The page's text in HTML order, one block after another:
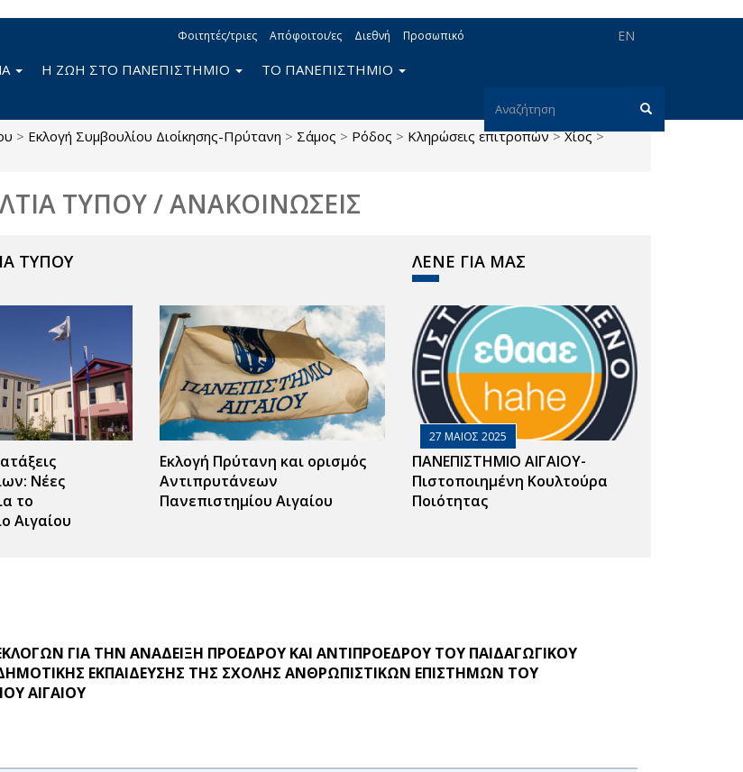
EN
Φοιτητές/τριες Απόφοιτοι/ες Διεθνή Προσωπικό
Φόρμα
αναζήτησης
Αναζήτηση
Η ΖΩΗ ΣΤΟ ΠΑΝΕΠΙΣΤΗΜΙΟ ΤΟ ΠΑΝΕΠΙΣΤΗΜΙΟ
> Εκλογή Συμβουλίου Διοίκησης-Πρύτανη > Σάμος > Ρόδος > Κληρώσεις επιτροπών > Χίος >
ΤΥΠΟΥ / ΑΝΑΚΟΙΝΩΣΕΙΣ
ΤΥΠΟΥ
Νέες
το
Αιγαίου
Εκλογή Πρύτανη και ορισμός
Αντιπρυτάνεων
Πανεπιστημίου Αιγαίου
ΛΕΝΕ ΓΙΑ ΜΑΣ
27 ΜΑΙΟΣ 2025
ΠΑΝΕΠΙΣΤΗΜΙΟ ΑΙΓΑΙΟΥ-
Πιστοποιημένη Κουλτούρα
Ποιότητας
ΓΙΑ ΤΗΝ ΑΝΑΔΕΙΞΗ ΠΡΟΕΔΡΟΥ ΚΑΙ ΑΝΤΙΠΡΟΕΔΡΟΥ ΤΟΥ ΠΑΙΔΑΓΩΓΙΚΟΥ
ΕΚΠΑΙΔΕΥΣΗΣ ΤΗΣ ΣΧΟΛΗΣ ΑΝΘΡΩΠΙΣΤΙΚΩΝ ΕΠΙΣΤΗΜΩΝ ΤΟΥ
ΑΙΓΑΙΟΥ